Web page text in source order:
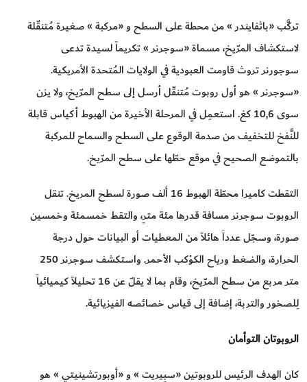
تركَّب «باثفايندر » من محطة على السطح و «مركبة » صغيرة مُتنقّلة
لاستكشاف المرّيخ، مسماة «سوجرنر » تكريماً لسيدة تدعى
سوجورنر تروث قاومت العبودية في الولايات المُتحدة الأمريكية.
«سوجرنر » هو أول روبوت مُتنقّل أرسل إلى سطح المرّيخ، ولا يزن
سوى 10,6 كغ. استعمِل في المرحلة الأخيرة من الهبوط أكياس قابلة
للنَّفخ للتخفيف من صدمة الوقوع على السطح والسماح للمركبة
بالتموضع الصحيح في موقع حطّها على سطح المرّيخ.
التقطت كاميرا محطّة الهبوط 16 ألف صورة لسطح المريخ. تنقل
الروبوت سوجرنر مسافة قدرها مئة مترٍ، والتقط خمسمئة وخمسين
صورة، وسجّل عدداً هائلاً من المعطيات أو البيانات حول درجة
الحرارة، والضغط ورياح الكوْكب الأحمر. واستكشف سوجرنر 250
متر مربع من سطح المرّيخ، وقام بما لا يقلّ عن 16 تحليلاً كيميائياً
لِلصخور والتربة، إضافة إلى قياس خصائصه الفيزيائية.
الروبوتان التوأمان
كان الهدف الرئيس للروبوتين «سبِيريت » و «أوبورتشينيتي » هو